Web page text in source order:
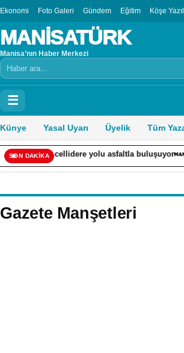
Ekonomi Foto Galeri Gündem Eğitim Köşe
MANİSATÜRK
Manisa’nın Haber Merkezi
Arama
☰
Künye Yasal Uyarı Üyelik Tüm
SON DAKİKAGencellidere yolu asfaltla buluşuyor
Gazete Manşetleri